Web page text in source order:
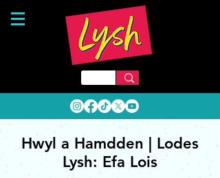
Hwyl a Hamdden | Lodes
Lysh: Efa Lois